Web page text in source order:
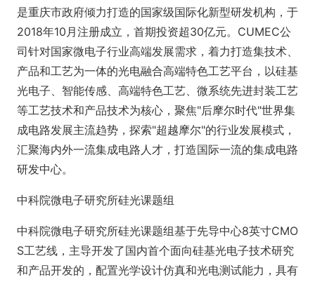
是重庆市政府倾力打造的国家级国际化新型研发机构，于
2018年10月注册成立，首期投资超30亿元。CUMEC公
司针对国家微电子行业高端发展需求，着力打造集技术、
产品和工艺为一体的光电融合高端特色工艺平台，以硅基
光电子、智能传感、高端特色工艺、微系统先进封装工艺
等工艺技术和产品技术为核心，聚焦"后摩尔时代"世界集
成电路发展主流趋势，探索"超越摩尔"的行业发展模式，
汇聚海内外一流集成电路人才，打造国际一流的集成电路
研发中心。
中科院微电子研究所硅光课题组
中科院微电子研究所硅光课题组基于先导中心8英寸CMO
S工艺线，主导开发了国内首个面向硅基光电子技术研究
和产品开发的，配置光学设计仿真和光电测试能力，具有